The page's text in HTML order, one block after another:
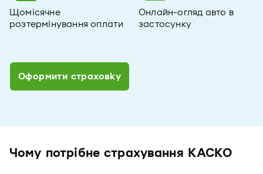
Щомісячне
розтермінування оплати
Онлайн-огляд авто в
застосунку
Оформити страховку
Чому потрібне страхування КАСКО